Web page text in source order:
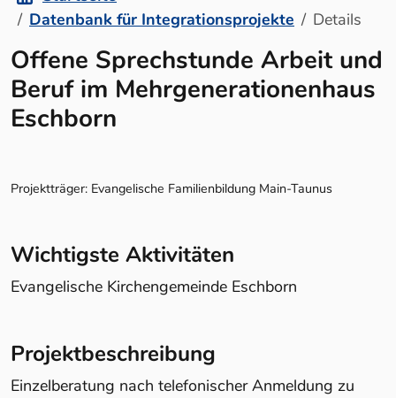
Datenbank für Integrationsprojekte
Details
Details
Offene Sprechstunde Arbeit und
Beruf im Mehrgenerationenhaus
Eschborn
Projektträger: Evangelische Familienbildung Main-Taunus
Wichtigste Aktivitäten
Evangelische Kirchengemeinde Eschborn
Projektbeschreibung
Einzelberatung nach telefonischer Anmeldung zu